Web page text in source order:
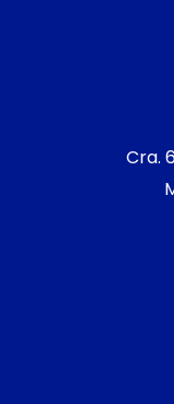
Cra.